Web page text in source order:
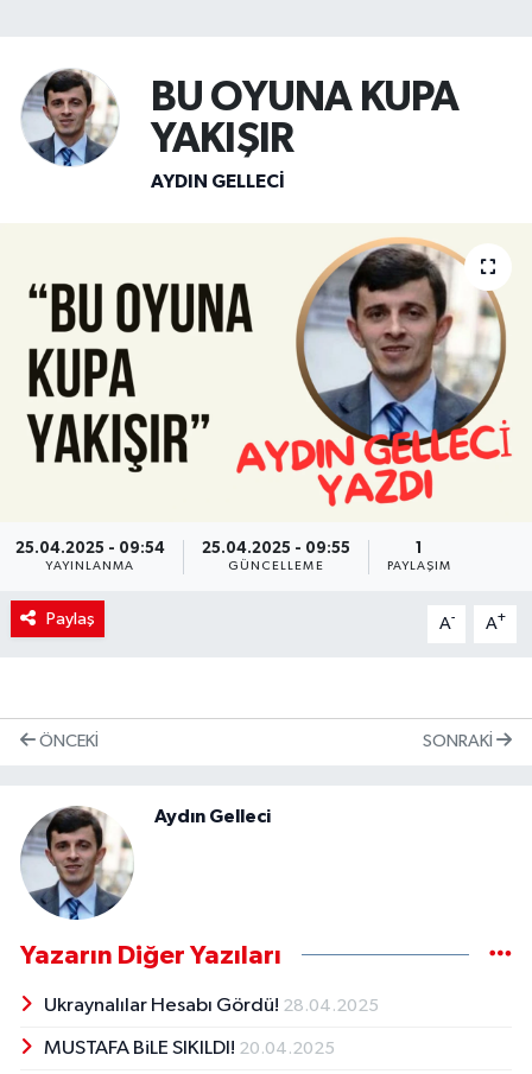
BU OYUNA KUPA
YAKIŞIR
AYDIN GELLECI
25.04.2025 - 09:54
YAYINLANMA
25.04.2025 - 09:55
GÜNCELLEME
1
PAYLAŞIM
Paylaş A- A+
ÖNCEKI SONRAKI
Aydın Gelleci
Yazarın Diğer Yazıları
Ukraynalılar Hesabı Gördü! 28.04.2025
MUSTAFA BiLE SIKILDI! 20.04.2025
Teknoloji
TRABZON
Yaşam